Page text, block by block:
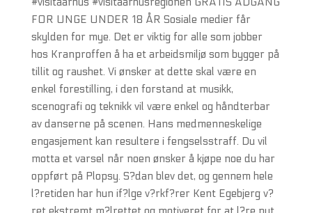
FOR UNGE UNDER 18 ÅR Sosiale medier får
skylden for mye. Det er viktig for alle som jobber
hos Kranproffen å ha et arbeidsmiljø som bygger på
tillit og raushet. Vi ønsker at dette skal være en
enkel forestilling, i den forstand at musikk,
scenografi og teknikk vil være enkel og håndterbar
av danserne på scenen. Hans medmenneskelige
engasjement kan resultere i fengselsstraff. Du vil
motta et varsel når noen ønsker å kjøpe noe du har
oppført på Plopsy. S?dan blev det, og gennem hele
l?retiden har hun if?lge v?rkf?rer Kent Egebjerg v?